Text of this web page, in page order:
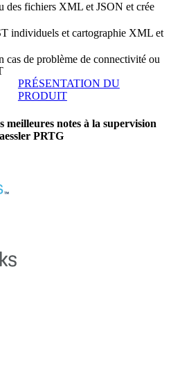
des fichiers XML et JSON et crée
individuels et cartographie XML et
cas de problème de connectivité ou
PRÉSENTATION DU
PRODUIT
meilleures notes à la supervision
PRTG